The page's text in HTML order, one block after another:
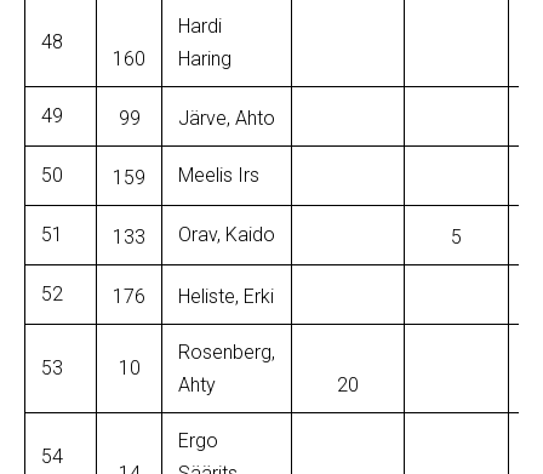
48
160
Hardi
Haring
49 99 Järve, Ahto
50 159 Meelis Irs
51 133 Orav, Kaido 5
52 176 Heliste, Erki
53 10
Rosenberg,
Ahty
20
54
Ergo